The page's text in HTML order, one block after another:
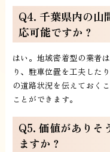
Q4. 千葉県内の山
応可能ですか？
はい。地域密着型の業者
り、駐車位置を工夫した
の道路状況を伝えておく
ことができます。
Q5. 価値がありそ
ますか？